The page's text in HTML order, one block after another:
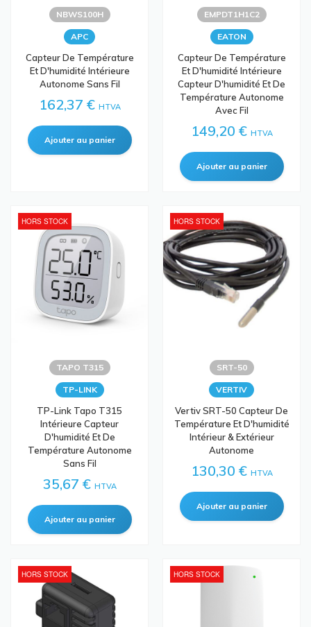
NBWS100H
APC
Capteur De Température
Et D'humidité Intérieure
Autonome Sans Fil
162,37 € HTVA
EMPDT1H1C2
EATON
Capteur De Température
Et D'humidité Intérieure
Capteur D'humidité Et De
Température Autonome
Avec Fil
149,20 € HTVA
HORS STOCK
TAPO T315
TP-LINK
TP-Link Tapo T315
Intérieure Capteur
D'humidité Et De
Température Autonome
Sans Fil
35,67 € HTVA
HORS STOCK
SRT-50
VERTIV
Vertiv SRT-50 Capteur De
Température Et D'humidité
Intérieur & Extérieur
Autonome
130,30 € HTVA
HORS STOCK HORS STOCK